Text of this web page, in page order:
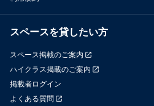
スペースを貸したい方
スペース掲載のご案内
ハイクラス掲載のご案内
掲載者ログイン
よくある質問